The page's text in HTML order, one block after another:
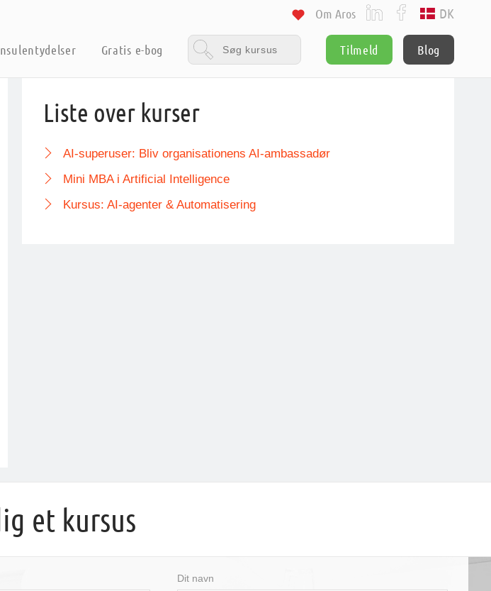
Gratis e-bog Tilmeld Blog
Om Aros DK
Liste over kurser
AI-superuser: Bliv organisationens AI-ambassadør
Mini MBA i Artificial Intelligence
Kursus: AI-agenter & Automatisering
et kursus
Dit navn